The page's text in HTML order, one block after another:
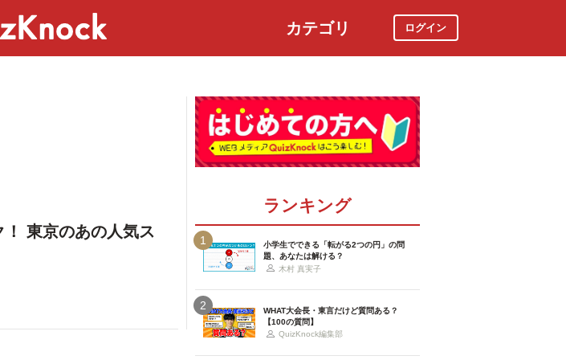
カテゴリ ログイン
東京のあの人気ス
ランキング
1
小学生でできる「転がる2つの円」の問
題、あなたは解ける？
木村 真実子
2
WHAT大会長・東言だけど質問ある？
【100の質問】
QuizKnock編集部